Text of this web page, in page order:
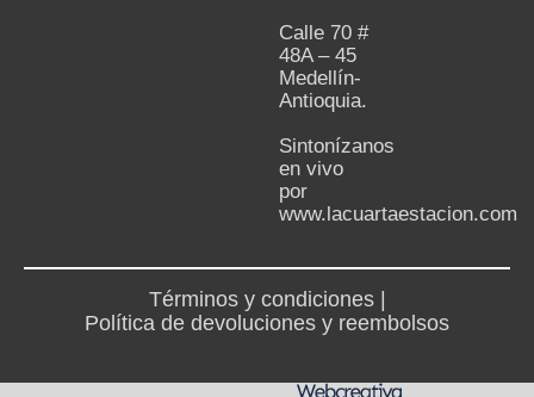
Calle 70 #
48A – 45
Medellín-
Antioquia.
Sintonízanos
en vivo
por
www.lacuartaestacion.com
Términos y condiciones |
Política de devoluciones y reembolsos